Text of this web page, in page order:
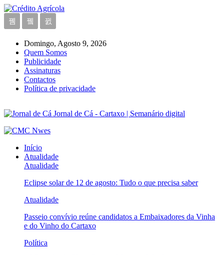
Domingo, Agosto 9, 2026
Quem Somos
Publicidade
Assinaturas
Contactos
Política de privacidade
Jornal de Cá - Cartaxo | Semanário digital
Início
Atualidade
Atualidade
Eclipse solar de 12 de agosto: Tudo o que precisa saber
Atualidade
Passeio convívio reúne candidatos a Embaixadores da Vinha
e do Vinho do Cartaxo
Política